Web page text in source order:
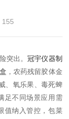
155
突出。冠宇仪器制
，农药残留胶体金
、氧乐果、毒死蜱
足不同场景应用需
值纳入管控，包菜